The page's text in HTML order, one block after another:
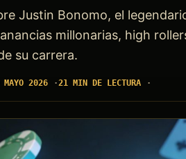
Justin Bonomo, el
millonarias, high
su carrera.
MAYO 2026 21 MIN DE LECTURA